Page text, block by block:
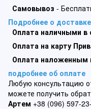
Самовывоз -
Подробнее о доставке
Оплата наличными в
Оплата на карту
Оплата наложенным
подробнее об оплате
Любую консультацию
можете получить
Артем +38 (096) 597-